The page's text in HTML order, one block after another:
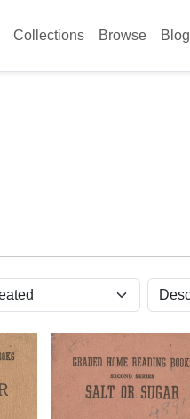
Collections Browse Blog